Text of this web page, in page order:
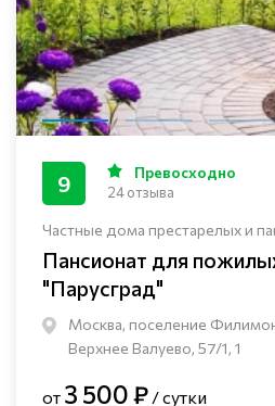
Частные дома престарелых и
Пансионат для
"Парусград"
Москва, поселение
Верхнее Валуево, 57/1, 1
9 Превосходно
24 отзыва
от 3 500 ₽ / сутки